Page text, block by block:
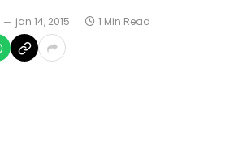
jan 14, 2015 1 Min Read